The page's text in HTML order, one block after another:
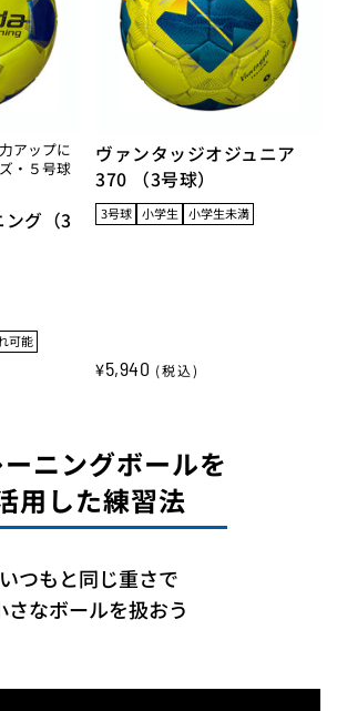
アップに
・５号球
グ（3
可能
ヴァンタッジオジュニア
370 （3号球）
3号球 小学生 小学生未満
¥5,940 (税込)
ーニングボールを
用した練習法
いつもと同じ重さで
さなボールを扱おう